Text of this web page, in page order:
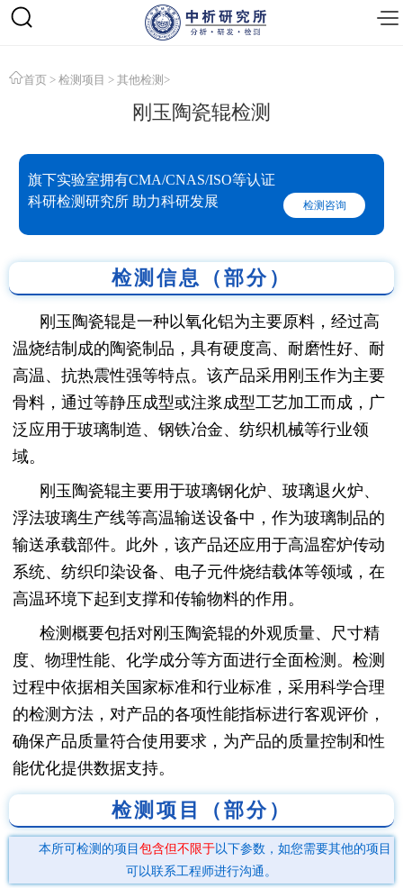
首页 > 检测项目 > 其他检测 >
刚玉陶瓷辊检测
旗下实验室拥有CMA/CNAS/ISO等认证
科研检测研究所 助力科研发展
检测咨询
检测信息（部分）
刚玉陶瓷辊是一种以氧化铝为主要原料，经过高
温烧结制成的陶瓷制品，具有硬度高、耐磨性好、耐
高温、抗热震性强等特点。该产品采用刚玉作为主要
骨料，通过等静压成型或注浆成型工艺加工而成，广
泛应用于玻璃制造、钢铁冶金、纺织机械等行业领
域。
刚玉陶瓷辊主要用于玻璃钢化炉、玻璃退火炉、
浮法玻璃生产线等高温输送设备中，作为玻璃制品的
输送承载部件。此外，该产品还应用于高温窑炉传动
系统、纺织印染设备、电子元件烧结载体等领域，在
高温环境下起到支撑和传输物料的作用。
检测概要包括对刚玉陶瓷辊的外观质量、尺寸精
度、物理性能、化学成分等方面进行全面检测。检测
过程中依据相关国家标准和行业标准，采用科学合理
的检测方法，对产品的各项性能指标进行客观评价，
确保产品质量符合使用要求，为产品的质量控制和性
能优化提供数据支持。
检测项目（部分）
本所可检测的项目 包含但不限于以下参数，如您需要其他的项目
可以联系工程师进行沟通。